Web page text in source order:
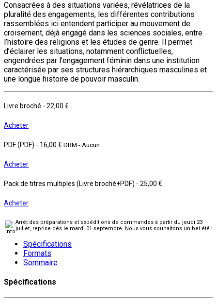
Consacrées à des situations variées, révélatrices de la
pluralité des engagements, les différentes contributions
rassemblées ici entendent participer au mouvement de
croisement, déjà engagé dans les sciences sociales, entre
l’histoire des religions et les études de genre. Il permet
d’éclairer les situations, notamment conflictuelles,
engendrées par l’engagement féminin dans une institution
caractérisée par ses structures hiérarchiques masculines et
une longue histoire de pouvoir masculin.
Livre broché - 22,00 €
Acheter
PDF (PDF) - 16,00 € DRM - Aucun
Acheter
Pack de titres multiples (Livre broché+PDF) - 25,00 €
Acheter
Arrêt des préparations et expéditions de commandes à partir du jeudi 23
juillet, reprise dès le mardi 01 septembre. Nous vous souhaitons un bel été !
Spécifications
Formats
Sommaire
Spécifications